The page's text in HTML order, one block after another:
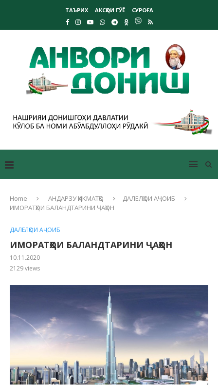
ТАЪРИХ АКСҲОИ ГӮЁ СУРОҒА
Home АНДАРЗУ ҲИКМАТҲО
ДАЛЕЛҲОИ АҶОИБ
ИМОРАТҲОИ БАЛАНДТАРИНИ ҶАҲОН
ДАЛЕЛҲОИ АҶОИБ
ИМОРАТҲОИ БАЛАНДТАРИНИ ҶАҲОН
10.11.2020
2129views